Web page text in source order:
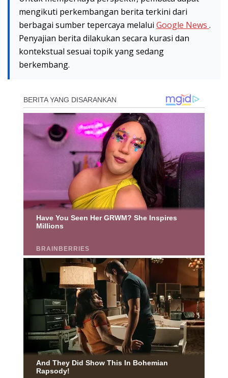
mengikuti perkembangan berita terkini dari
berbagai sumber tepercaya melalui Google News .
Penyajian berita dilakukan secara kurasi dan
kontekstual sesuai topik yang sedang
berkembang.